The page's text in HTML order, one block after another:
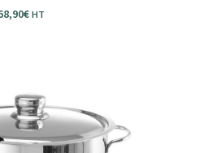
€HT